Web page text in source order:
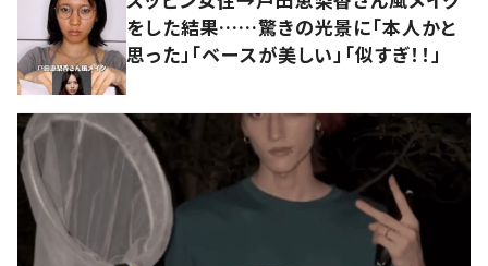
をした結果……驚きの光景に「本人かと
思った」「ベースが美しい」「似すぎ！！」